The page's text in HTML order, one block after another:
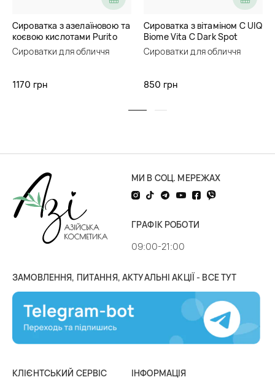
Сироватка з азелаїновою та
коєвою кислотами Purito
Seoul Azelaic Acid 10 Kojic
Tea Tree Serum
Сироватки для обличчя
1170 грн
Сироватка з вітаміном C UIQ
Biome Vita C Dark Spot
Serum
Сироватки для обличчя
850 грн
МИ В СОЦ. МЕРЕЖАХ
ГРАФІК РОБОТИ
09:00-21:00
ЗАМОВЛЕННЯ, ПИТАННЯ, АКТУАЛЬНІ АКЦІЇ - ВСЕ ТУТ
КЛІЄНТСЬКИЙ СЕРВІС
ІНФОРМАЦІЯ